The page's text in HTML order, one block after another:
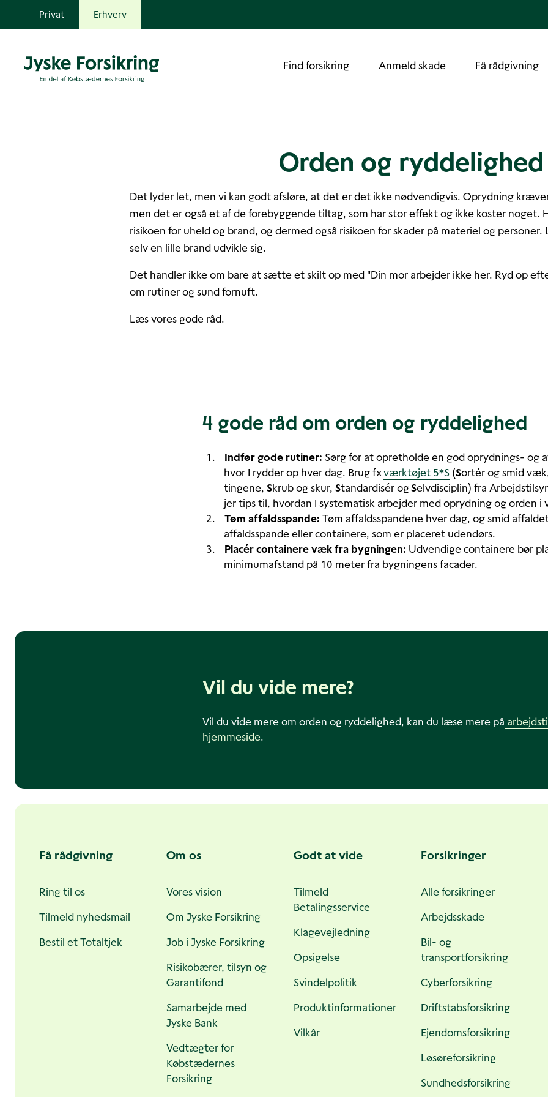
Privat Erhverv
Find forsikring Anmeld skade Få rådgivning
Orden og ryddelighed
Det lyder let, men vi kan godt afsløre, at det er det ikke nødvendigvis. Oprydning
men det er også et af de forebyggende tiltag, som har stor effekt og ikke koster noget.
risikoen for uheld og brand, og dermed også risikoen for skader på materiel og
selv en lille brand udvikle sig.
Det handler ikke om bare at sætte et skilt op med "Din mor arbejder ikke her. Ryd op
om rutiner og sund fornuft.
Læs vores gode råd.
4 gode råd om orden og ryddelighed
Indfør gode rutiner: Sørg for at opretholde en god oprydnings- og
hvor I rydder op hver dag. Brug fxværktøjet 5*S (Sortér og smid
tingene, Skrub og skur, Standardisér ogSelvdisciplin) fra
jer tips til, hvordan I systematisk arbejder med oprydning og orden i
Tøm affaldsspande: Tøm affaldsspandene hver dag, og smid
affaldsspande eller containere, som er placeret udendørs.
Placér containere væk fra bygningen: Udvendige containere bør
minimumafstand på 10 meter fra bygningens facader.
Vil du vide mere?
Vil du vide mere om orden og ryddelighed, kan du læse mere på
hjemmeside.
Få rådgivning
Ring til os
Tilmeld nyhedsmail
Bestil et Totaltjek
Om os
Vores vision
Om Jyske Forsikring
Job i Jyske Forsikring
Risikobærer, tilsyn og
Garantifond
Samarbejde med
Jyske Bank
Vedtægter for
Købstædernes
Forsikring
Godt at vide
Tilmeld
Betalingsservice
Klagevejledning
Opsigelse
Svindelpolitik
Produktinformationer
Vilkår
Forsikringer
Alle forsikringer
Arbejdsskade
Bil- og
transportforsikring
Cyberforsikring
Driftstabsforsikring
Ejendomsforsikring
Løsøreforsikring
Sundhedsforsikring